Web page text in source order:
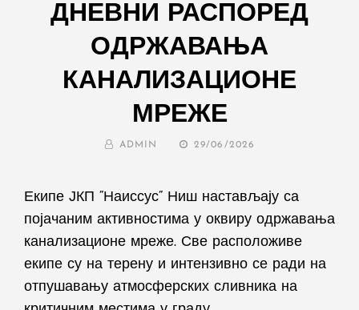
ДНЕВНИ РАСПОРЕД
ОДРЖАВАЊА
КАНАЛИЗАЦИОНЕ
МРЕЖЕ
BY ADMIN
POSTED
29/06/2026
Екипе ЈКП “Наиссус“ Ниш настављају са
појачаним активностима у оквиру одржавања
канализационе мреже. Све расположиве
екипе су на терену и интензивно се ради на
отпушавању атмосферских сливника на